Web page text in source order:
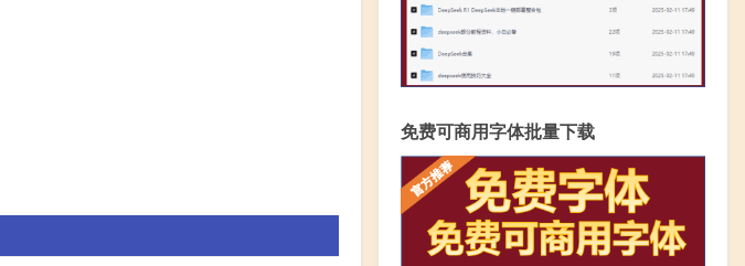
免费可商用字体批量下载